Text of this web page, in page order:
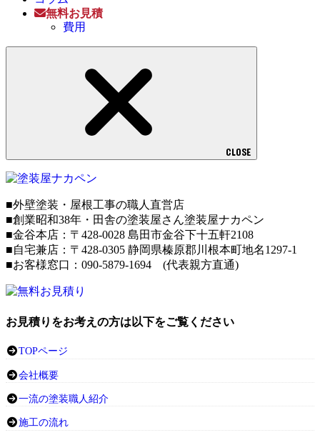
無料お見積
費用
CLOSE
■外壁塗装・屋根工事の職人直営店
■創業昭和38年・田舎の塗装屋さん塗装屋ナカペン
■金谷本店：〒428-0028 島田市金谷下十五軒2108
■自宅兼店： 〒428-0305 静岡県榛原郡川根本町地名1297-1
■お客様窓口：090-5879-1694 (代表親方直通)
お見積りをお考えの方は以下をご覧ください
TOPページ
会社概要
一流の塗装職人紹介
施工の流れ